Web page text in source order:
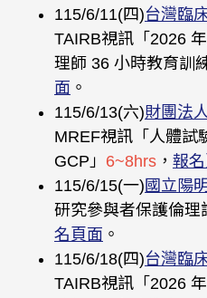
115/6/11(四)台灣臨
TAIRB視訊「2026
理師 36 小時教育訓
面 。
115/6/13(六)財團法
MREF視訊「人體試
GCP」 6~8hrs ， 報
115/6/15(一)國立陽
研究參與者保護倫理
名頁面 。
115/6/18(四)台灣臨
TAIRB視訊「2026